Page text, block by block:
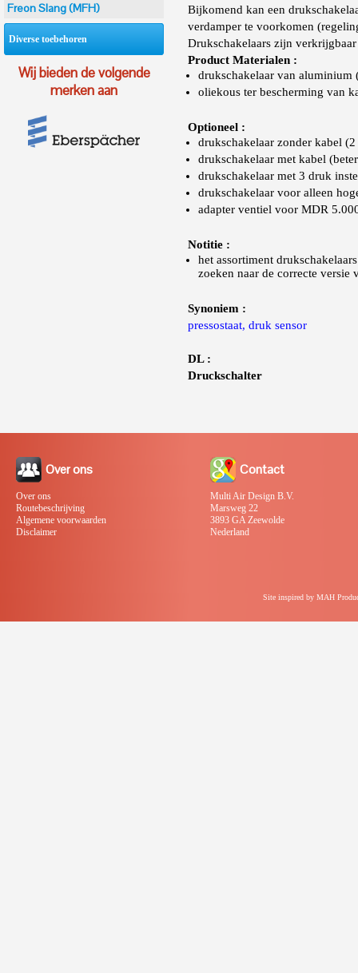
Freon Slang (MFH)
Diverse toebehoren
Wij bieden de volgende
merken aan
Bijkomend kan een
verdamper te voorkomen
Drukschakelaars zijn
Product Materialen :
drukschakelaar van aluminium
oliekous ter bescherming van
Optioneel :
drukschakelaar zonder kabel
drukschakelaar met kabel
drukschakelaar met 3 druk
drukschakelaar voor alleen
adapter ventiel voor MDR
Notitie :
het assortiment
zoeken naar de correcte versie
Synoniem :
pressostaat, druk sensor
DL :
Druckschalter
Over ons
Over ons
Routebeschrijving
Algemene voorwaarden
Disclaimer
Contact
Multi Air Design B.V.
Marsweg 22
3893 GA Zeewolde
Nederland
Site inspired by MAH